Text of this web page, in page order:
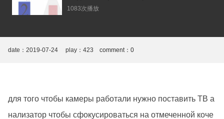
для выигрыша в покер
1083次播放
date：2019-07-24 play： 423 comment：0
для того чтобы камеры работали нужно поставить ТВ а
нализатор чтобы сфокусироваться на отмеченной коче